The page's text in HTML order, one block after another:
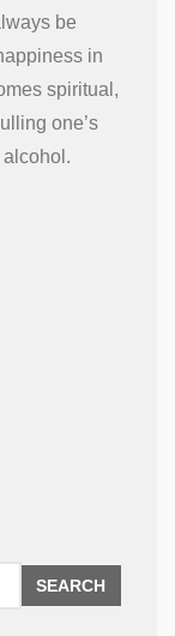
be
in
spiritual,
one’s
SEARCH